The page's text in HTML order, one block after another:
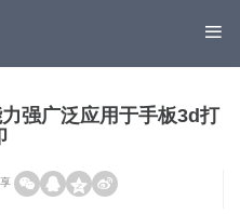
强广泛应用于手板3d打